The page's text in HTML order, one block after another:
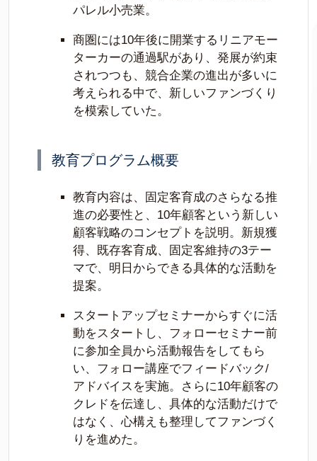
パレル小売業。
商圏には10年後に開業するリニアモー
ターカーの通過駅があり、発展が約束
されつつも、競合企業の進出が多いに
考えられる中で、新しいファンづくり
を模索していた。
教育プログラム概要
教育内容は、固定客育成のさらなる推
進の必要性と、10年顧客という新しい
顧客戦略のコンセプトを説明。新規獲
得、既存客育成、固定客維持の3テー
マで、明日からできる具体的な活動を
提案。
スタートアップセミナーからすぐに活
動をスタートし、フォローセミナー前
に参加全員から活動報告をしてもら
い、フォロー講座でフィードバック/
アドバイスを実施。さらに10年顧客の
クレドを伝達し、具体的な活動だけで
はなく、心構えも整理してファンづく
りを進めた。